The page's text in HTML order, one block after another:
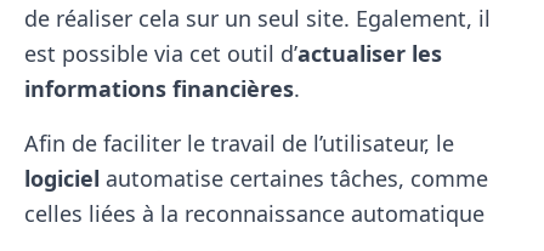
de réaliser cela sur un seul site. Egalement, il
est possible via cet outil d’actualiser les
informations financières.
Afin de faciliter le travail de l’utilisateur, le
logiciel automatise certaines tâches, comme
celles liées à la reconnaissance automatique